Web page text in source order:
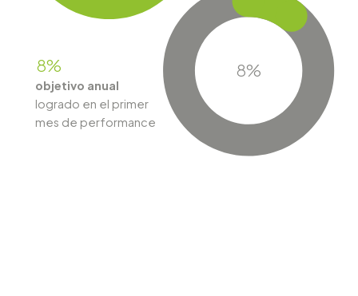
8%
objetivo anual
logrado en el primer
mes de performance
8%